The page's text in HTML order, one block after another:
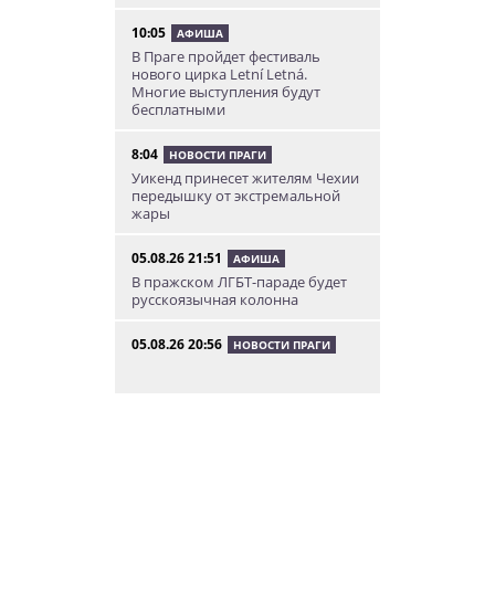
10:05 АФИША
В Праге пройдет фестиваль
нового цирка Letní Letná.
Многие выступления будут
бесплатными
8:04 НОВОСТИ ПРАГИ
Уикенд принесет жителям Чехии
передышку от экстремальной
жары
05.08.26 21:51 АФИША
В пражском ЛГБТ-параде будет
русскоязычная колонна
05.08.26 20:56 НОВОСТИ ПРАГИ